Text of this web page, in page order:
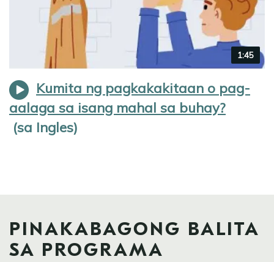
Video
duration
1:45
Kumita ng pagkakakitaan o pag-
aalaga sa isang mahal sa buhay?
PINAKABAGONG BALITA
SA PROGRAMA